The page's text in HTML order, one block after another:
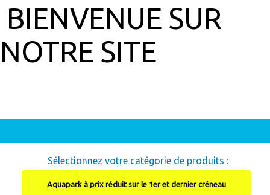
BIENVENUE SUR
NOTRE SITE
Sélectionnez votre catégorie de produits :
Aquapark à prix réduit sur le 1er et dernier créneau